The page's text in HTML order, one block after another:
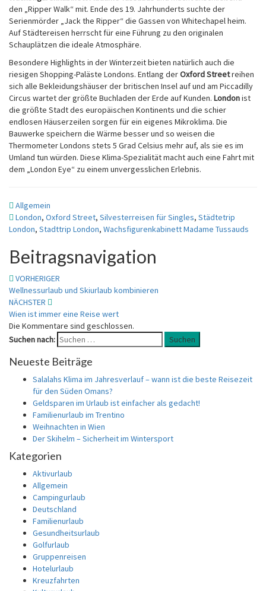
den „Ripper Walk“ mit. Ende des 19. Jahrhunderts suchte der
Serienmörder „Jack the Ripper“ die Gassen von Whitechapel heim.
Auf Städtereisen herrscht für eine Führung zu den originalen
Schauplätzen die ideale Atmosphäre.
Besondere Highlights in der Winterzeit bieten natürlich auch die
riesigen Shopping-Paläste Londons. Entlang derOxford Streetreihen
sich alle Bekleidungshäuser der britischen Insel auf und am Piccadilly
Circus wartet der größte Buchladen der Erde auf Kunden. Londonist
die größte Stadt des europäischen Kontinents und die schier
endlosen Häuserzeilen sorgen für ein eigenes Mikroklima. Die
Bauwerke speichern die Wärme besser und so weisen die
Thermometer Londons stets 5 Grad Celsius mehr auf, als sie es im
Umland tun würden. Diese Klima-Spezialität macht auch eine Fahrt mit
dem „London Eye“ zu einem unvergesslichen Erlebnis.
Allgemein
London, Oxford Street, Silvesterreisen für Singles, Städtetrip
London, Stadttrip London, Wachsfigurenkabinett Madame Tussauds
Beitragsnavigation
VORHERIGER
Wellnessurlaub und Skiurlaub kombinieren
NÄCHSTER
Wien ist immer eine Reise wert
Die Kommentare sind geschlossen.
Suchen nach:
Suchen
Neueste Beiträge
Salalahs Klima im Jahresverlauf – wann ist die beste Reisezeit
für den Süden Omans?
Geldsparen im Urlaub ist einfacher als gedacht!
Familienurlaub im Trentino
Weihnachten in Wien
Der Skihelm – Sicherheit im Wintersport
Kategorien
Aktivurlaub
Allgemein
Campingurlaub
Deutschland
Familienurlaub
Gesundheitsurlaub
Golfurlaub
Gruppenreisen
Hotelurlaub
Kreuzfahrten